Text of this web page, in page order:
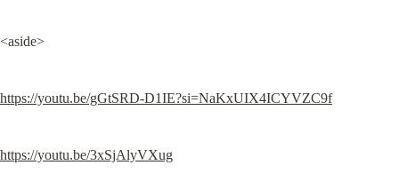
<aside>
https://youtu.be/gGtSRD-D1IE?si=NaKxUIX4ICYVZC9f
https://youtu.be/3xSjAlyVXug